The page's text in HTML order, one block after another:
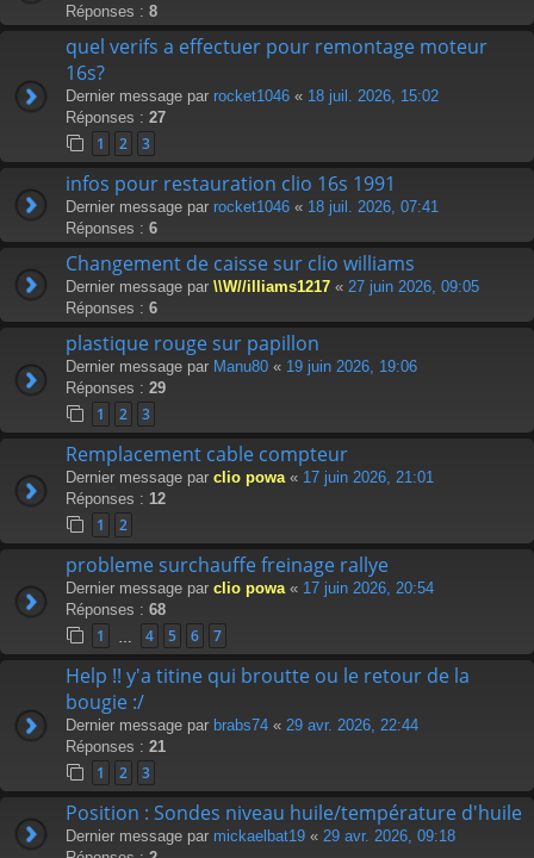
Réponses : 8
quel verifs a effectuer pour remontage moteur
16s?
Dernier message par rocket1046 « 18 juil. 2026, 15:02
Réponses : 27
1 2 3
infos pour restauration clio 16s 1991
Dernier message par rocket1046 « 18 juil. 2026, 07:41
Réponses : 6
Changement de caisse sur clio williams
Dernier message par \\W//illiams1217 « 27 juin 2026, 09:05
Réponses : 6
plastique rouge sur papillon
Dernier message par Manu80 « 19 juin 2026, 19:06
Réponses : 29
1 2 3
Remplacement cable compteur
Dernier message par clio powa « 17 juin 2026, 21:01
Réponses : 12
1 2
probleme surchauffe freinage rallye
Dernier message par clio powa « 17 juin 2026, 20:54
Réponses : 68
1 4 5 6 7
Help !! y'a titine qui broutte ou le retour de la
bougie :/
Dernier message par brabs74 « 29 avr. 2026, 22:44
Réponses : 21
1 2 3
Position : Sondes niveau huile/température d'huile
Dernier message par mickaelbat19 « 29 avr. 2026, 09:18